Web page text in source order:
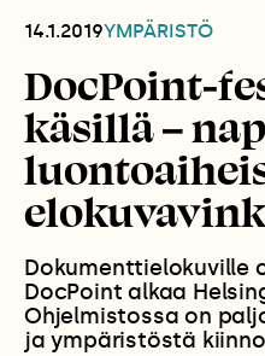
14.1.2019YMPÄRISTÖ
DocPoint-
käsillä –
Dokumenttielokuville
DocPoint alkaa
Ohjelmistossa on
ja ympäristöstä